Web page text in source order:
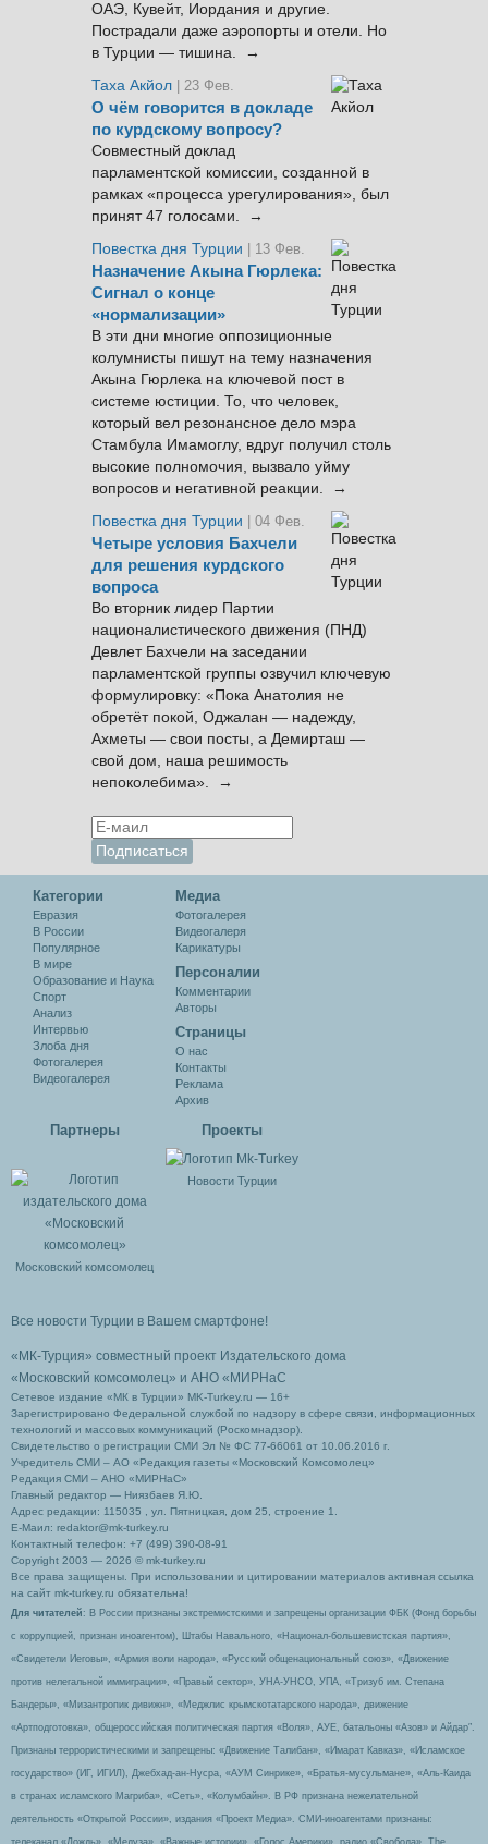
ОАЭ, Кувейт, Иордания и другие.
Пострадали даже аэропорты и отели. Но
в Турции — тишина. →
Таха Акйол | 23 Фев.
О чём говорится в докладе
по курдскому вопросу?
Совместный доклад
парламентской комиссии, созданной в
рамках «процесса урегулирования», был
принят 47 голосами. →
Повестка дня Турции
| 13 Фев.
Назначение Акына Гюрлека:
Сигнал о конце
«нормализации»
В эти дни многие оппозиционные
колумнисты пишут на тему назначения
Акына Гюрлека на ключевой пост в
системе юстиции. То, что человек,
который вел резонансное дело мэра
Стамбула Имамоглу, вдруг получил столь
высокие полномочия, вызвало уйму
вопросов и негативной реакции. →
Повестка дня Турции
| 04 Фев.
Четыре условия Бахчели
для решения курдского
вопроса
Во вторник лидер Партии
националистического движения (ПНД)
Девлет Бахчели на заседании
парламентской группы озвучил ключевую
формулировку: «Пока Анатолия не
обретёт покой, Оджалан — надежду,
Ахметы — свои посты, а Демирташ —
свой дом, наша решимость
непоколебима». →
Категории
Евразия
В России
Популярное
В мире
Образование и Наука
Спорт
Анализ
Интервью
Злоба дня
Фотогалерея
Видеогалерея
Медиа
Фотогалерея
Видеогалеря
Карикатуры
Персоналии
Комментарии
Авторы
Cтраницы
О нас
Контакты
Реклама
Архив
Партнеры
Московский комсомолец
Проекты
Новости Турции
Все новости Турции в Вашем смартфоне!
«МК-Турция» совместный проект Издательского дома
«Московский комсомолец» и АНО «МИРНаС
Сетевое издание «МК в Турции» MK-Turkey.ru — 16+
Зарегистрировано Федеральной службой по надзору в сфере связи, информационных
технологий и массовых коммуникаций (Роскомнадзор).
Свидетельство о регистрации СМИ Эл № ФС 77-66061 от 10.06.2016 г.
Учредитель СМИ – АО «Редакция газеты «Московский Комсомолец»
Редакция СМИ – АНО «МИРНаС»
Главный редактор — Ниязбаев Я.Ю.
Адрес редакции: 115035 , ул. Пятницкая, дом 25, строение 1.
Е-Маил: redaktor@mk-turkey.ru
Контактный телефон: +7 (499) 390-08-91
Copyright 2003 — 2026 © mk-turkey.ru
Все права защищены. При использовании и цитировании материалов активная ссылка
на сайт mk-turkey.ru обязательна!
Для читателей : В России признаны экстремистскими и запрещены организации ФБК (Фонд борьбы
с коррупцией, признан иноагентом), Штабы Навального, «Национал-большевистская партия»,
«Свидетели Иеговы», «Армия воли народа», «Русский общенациональный союз», «Движение
против нелегальной иммиграции», «Правый сектор», УНА-УНСО, УПА, «Тризуб им. Степана
Бандеры», «Мизантропик дивижн», «Меджлис крымскотатарского народа», движение
«Артподготовка», общероссийская политическая партия «Воля», АУЕ, батальоны «Азов» и Айдар″.
Признаны террористическими и запрещены: «Движение Талибан», «Имарат Кавказ», «Исламское
государство» (ИГ, ИГИЛ), Джебхад-ан-Нусра, «АУМ Синрике», «Братья-мусульмане», «Аль-Каида
в странах исламского Магриба», «Сеть», «Колумбайн». В РФ признана нежелательной
деятельность «Открытой России», издания «Проект Медиа». СМИ-иноагентами признаны: